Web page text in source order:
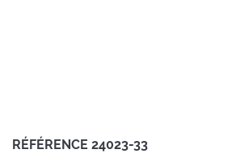
RÉFÉRENCE 24023-33